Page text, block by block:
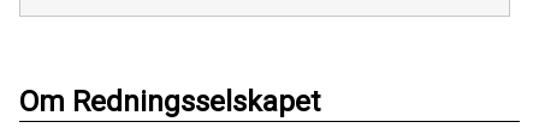
Om Redningsselskapet